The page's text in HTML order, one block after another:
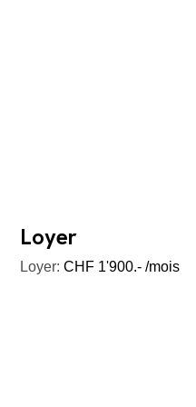
Loyer
Loyer: CHF 1'900.- /mois